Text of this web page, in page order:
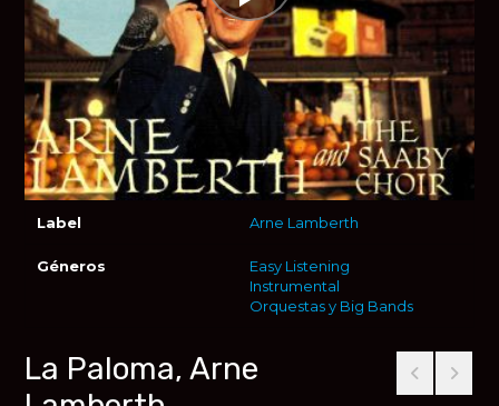
Label Arne Lamberth
Géneros
Easy Listening
Instrumental
Orquestas y Big Bands
La Paloma, Arne